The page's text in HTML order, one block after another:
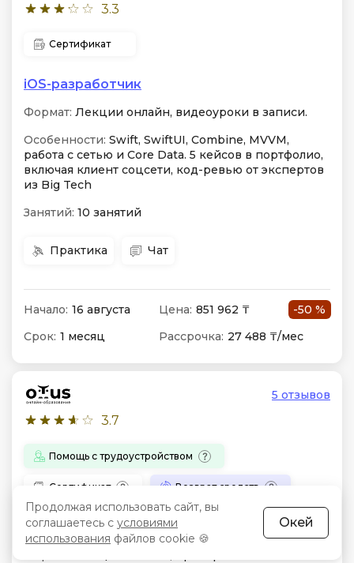
3.3
Сертификат
iOS-разработчик
Формат: Лекции онлайн, видеоуроки в записи.
Особенности: Swift, SwiftUI, Combine, MVVM,
работа с сетью и Core Data. 5 кейсов в портфолио,
включая клиент соцсети, код-ревью от экспертов
из Big Tech
Занятий: 10 занятий
Практика Чат
Начало: 16 августа Цена: 851 962 ₸
-50 %
Срок: 1 месяц Рассрочка: 27 488 ₸/мес
3.7
5 отзывов
Помощь с трудоустройством
Сертификат Возврат средств
Administrator Linux
Продолжая использовать сайт, вы
соглашаетесь с условиями
использования файлов cookie 🍪
Окей